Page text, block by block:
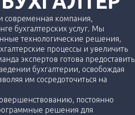
современная компания,
бухгалтерских услуг. Мы
технологические решения,
процессы и увеличить
экспертов готова предоставить
бухгалтерии, освобождая
им сосредоточиться на
постоянно
решения для